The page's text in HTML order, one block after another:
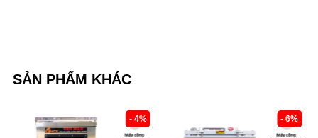
SẢN PHẨM KHÁC
- 4% - 6%